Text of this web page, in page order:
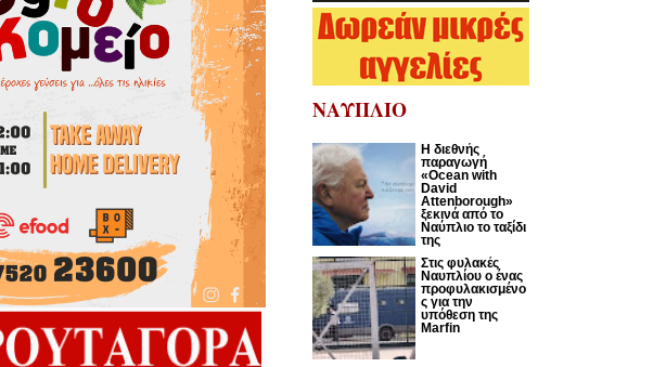
ΝΑΥΠΛΙΟ
Η διεθνής
παραγωγή
«Ocean with
David
Attenborough»
ξεκινά από το
Ναύπλιο το ταξίδι
της
Στις φυλακές
Ναυπλίου ο ένας
προφυλακισμένο
ς για την
υπόθεση της
Marfin